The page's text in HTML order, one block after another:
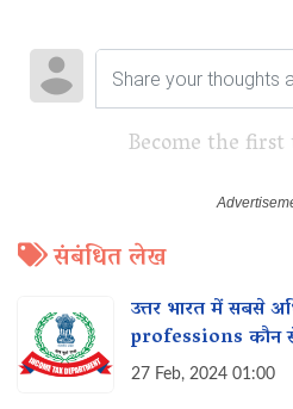
Become the
संबंधित लेख
उत्तर भारत में
professions कौन
27 Feb, 2024 01:00